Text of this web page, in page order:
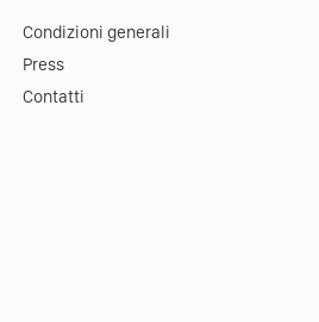
Condizioni generali
Press
Contatti